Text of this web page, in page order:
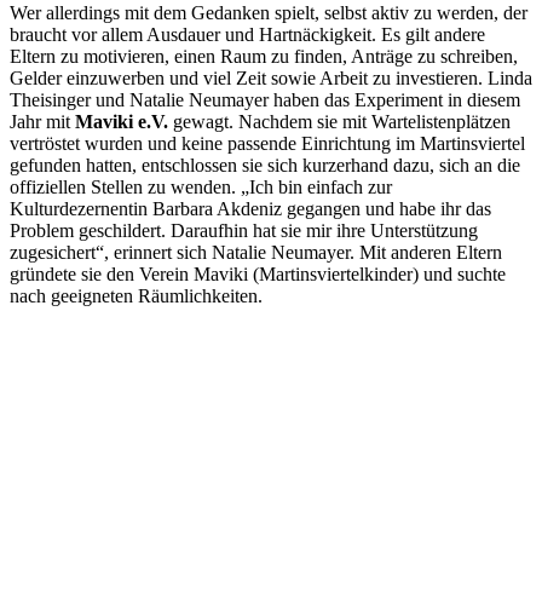
Wer allerdings mit dem Gedanken spielt, selbst aktiv zu werden, der
braucht vor allem Ausdauer und Hartnäckigkeit. Es gilt andere
Eltern zu motivieren, einen Raum zu finden, Anträge zu schreiben,
Gelder einzuwerben und viel Zeit sowie Arbeit zu investieren. Linda
Theisinger und Natalie Neumayer haben das Experiment in diesem
Jahr mit Maviki e.V. gewagt. Nachdem sie mit Wartelistenplätzen
vertröstet wurden und keine passende Einrichtung im Martinsviertel
gefunden hatten, entschlossen sie sich kurzerhand dazu, sich an die
offiziellen Stellen zu wenden. „Ich bin einfach zur
Kulturdezernentin Barbara Akdeniz gegangen und habe ihr das
Problem geschildert. Daraufhin hat sie mir ihre Unterstützung
zugesichert“, erinnert sich Natalie Neumayer. Mit anderen Eltern
gründete sie den Verein Maviki (Martinsviertelkinder) und suchte
nach geeigneten Räumlichkeiten.